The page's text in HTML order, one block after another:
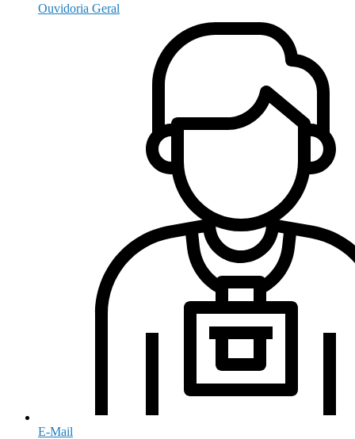
Ouvidoria Geral
E-Mail